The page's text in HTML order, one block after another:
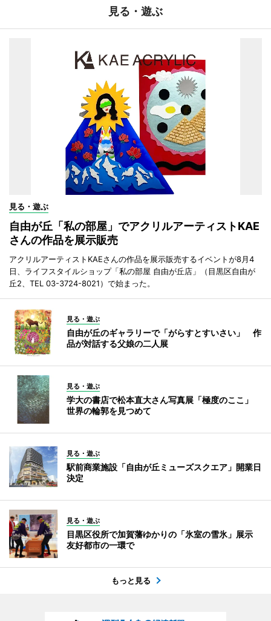
見る・遊ぶ
見る・遊ぶ
自由が丘「私の部屋」でアクリルアーティストKAE
さんの作品を展示販売
アクリルアーティストKAEさんの作品を展示販売するイベントが8月4
日、ライフスタイルショップ「私の部屋 自由が丘店」（目黒区自由が
丘2、TEL 03-3724-8021）で始まった。
見る・遊ぶ
自由が丘のギャラリーで「がらすとすいさい」 作
品が対話する父娘の二人展
見る・遊ぶ
学大の書店で松本直大さん写真展「極度のここ」
世界の輪郭を見つめて
見る・遊ぶ
駅前商業施設「自由が丘ミューズスクエア」開業日
決定
見る・遊ぶ
目黒区役所で加賀藩ゆかりの「氷室の雪氷」展示
友好都市の一環で
もっと見る